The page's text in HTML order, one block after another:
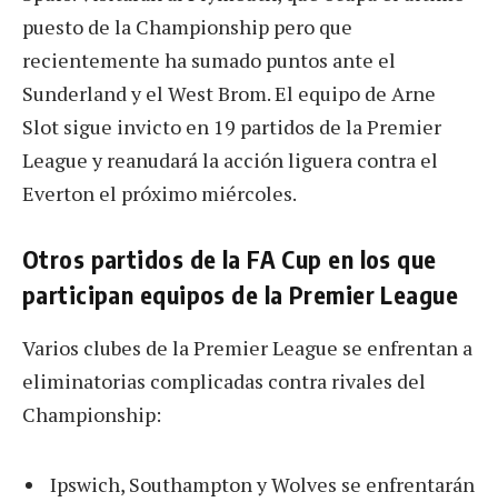
puesto de la Championship pero que
recientemente ha sumado puntos ante el
Sunderland y el West Brom. El equipo de Arne
Slot sigue invicto en 19 partidos de la Premier
League y reanudará la acción liguera contra el
Everton el próximo miércoles.
Otros partidos de la FA Cup en los que
participan equipos de la Premier League
Varios clubes de la Premier League se enfrentan a
eliminatorias complicadas contra rivales del
Championship:
Ipswich, Southampton y Wolves se enfrentarán